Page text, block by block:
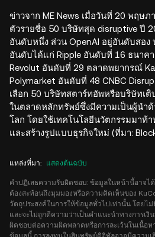
ข่าวจาก ME News เมื่อวันที่ 20 พฤษภ
ตัวรายชื่อ 50 บริษัทสุด disruptive ปี
อันดับหนึ่ง ส่วน OpenAI อยู่อันดับสอง
อันดับได้แก่ Ripple อันดับที่ 16 ธนาค
Revolut อันดับที่ 29 ตลาดพยากรณ์
Polymarket อันดับที่ 48 CNBC
เลือก 50 บริษัทสตาร์ทอัพหรือบริษัทเ
ในตลาดหลักทรัพย์ซึ่งมีความเป็นผู้นำ
โลก โดยใช้เทคโนโลยีนวัตกรรมมาท้
และสร้างรูปแบบธุรกิจใหม่ (ที่มา:
แหล่งที่มา: แสดงต้นฉบับ
คำปฏิเสธความรับผิดชอบ: ข้อมูลในหน้านี้อาจไ
ต้องสะท้อนถึงมุมมองหรือความคิดเห็นของ
วัตถุประสงค์ในการให้ข้อมูลทั่วไปเท่านั้น โดยไ
และจะไม่ถูกตีความว่าเป็นคำแนะนำทางการเงิ
ผิดชอบต่อความผิดพลาดหรือการละเว้นในเนื้อห